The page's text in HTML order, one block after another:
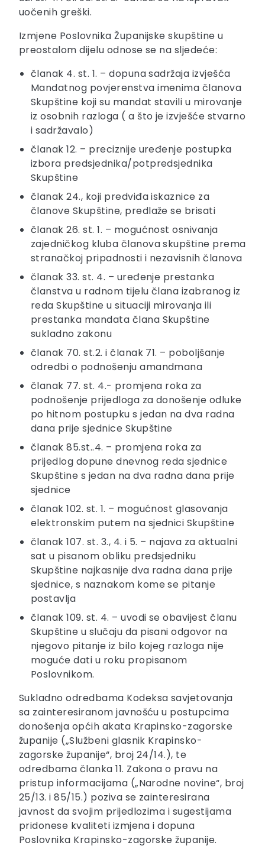
uočenih greški.
Izmjene Poslovnika Županijske skupštine u
preostalom dijelu odnose se na sljedeće:
članak 4. st. 1. – dopuna sadržaja izvješća
Mandatnog povjerenstva imenima članova
Skupštine koji su mandat stavili u mirovanje
iz osobnih razloga ( a što je izvješće stvarno
i sadržavalo)
članak 12. – preciznije uređenje postupka
izbora predsjednika/potpredsjednika
Skupštine
članak 24., koji predviđa iskaznice za
članove Skupštine, predlaže se brisati
članak 26. st. 1. – mogućnost osnivanja
zajedničkog kluba članova skupštine prema
stranačkoj pripadnosti i nezavisnih članova
članak 33. st. 4. – uređenje prestanka
članstva u radnom tijelu člana izabranog iz
reda Skupštine u situaciji mirovanja ili
prestanka mandata člana Skupštine
sukladno zakonu
članak 70. st.2. i članak 71. – poboljšanje
odredbi o podnošenju amandmana
članak 77. st. 4.- promjena roka za
podnošenje prijedloga za donošenje odluke
po hitnom postupku s jedan na dva radna
dana prije sjednice Skupštine
članak 85.st..4. – promjena roka za
prijedlog dopune dnevnog reda sjednice
Skupštine s jedan na dva radna dana prije
sjednice
članak 102. st. 1. – mogućnost glasovanja
elektronskim putem na sjednici Skupštine
članak 107. st. 3., 4. i 5. – najava za aktualni
sat u pisanom obliku predsjedniku
Skupštine najkasnije dva radna dana prije
sjednice, s naznakom kome se pitanje
postavlja
članak 109. st. 4. – uvodi se obavijest članu
Skupštine u slučaju da pisani odgovor na
njegovo pitanje iz bilo kojeg razloga nije
moguće dati u roku propisanom
Poslovnikom.
Sukladno odredbama Kodeksa savjetovanja
sa zainteresiranom javnošću u postupcima
donošenja općih akata Krapinsko-zagorske
županije („Službeni glasnik Krapinsko-
zagorske županije“, broj 24/14.), te
odredbama članka 11. Zakona o pravu na
pristup informacijama („Narodne novine“, broj
25/13. i 85/15.) poziva se zainteresirana
javnost da svojim prijedlozima i sugestijama
pridonese kvaliteti izmjena i dopuna
Poslovnika Krapinsko-zagorske županije.